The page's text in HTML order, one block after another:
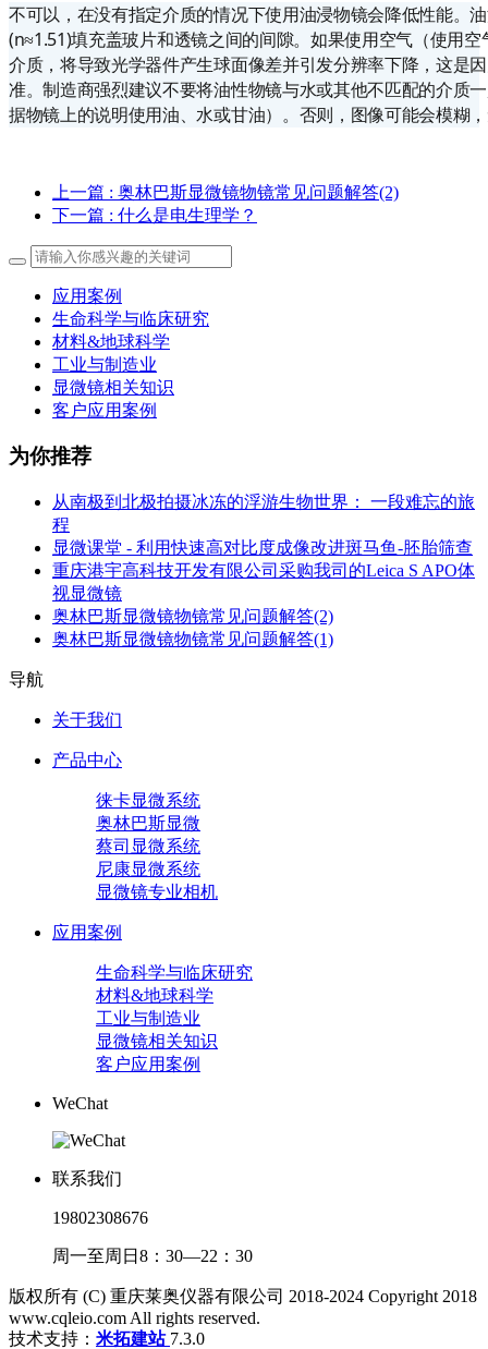
不可以，在没有指定介质的情况下使用油浸物镜会降低性能。
(n≈1.51)填充盖玻片和透镜之间的间隙。如果使用空气（使用
介质，将导致光学器件产生球面像差并引发分辨率下降，这是
准。制造商强烈建议不要将油性物镜与水或其他不匹配的介质
据物镜上的说明使用油、水或甘油）。否则，图像可能会模糊
上一篇 : 奥林巴斯显微镜物镜常见问题解答(2)
下一篇 : 什么是电生理学？
应用案例
生命科学与临床研究
材料&地球科学
工业与制造业
显微镜相关知识
客户应用案例
为你推荐
从南极到北极拍摄冰冻的浮游生物世界： 一段难忘的旅
程
显微课堂 - 利用快速高对比度成像改进斑马鱼-胚胎筛查
重庆港宇高科技开发有限公司采购我司的Leica S APO体
视显微镜
奥林巴斯显微镜物镜常见问题解答(2)
奥林巴斯显微镜物镜常见问题解答(1)
导航
关于我们
产品中心
徕卡显微系统
奥林巴斯显微
蔡司显微系统
尼康显微系统
显微镜专业相机
应用案例
生命科学与临床研究
材料&地球科学
工业与制造业
显微镜相关知识
客户应用案例
WeChat
联系我们
19802308676
周一至周日8：30—22：30
版权所有 (C) 重庆莱奥仪器有限公司 2018-2024 Copyright 2018
www.cqleio.com All rights reserved.
技术支持： 米拓建站 7.3.0